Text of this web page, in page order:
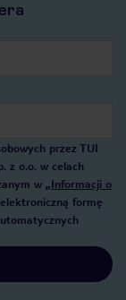
przez TUI
z o.o. w celach
w „Informacji o
formę